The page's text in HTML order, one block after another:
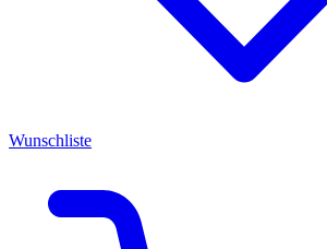
Wunschliste